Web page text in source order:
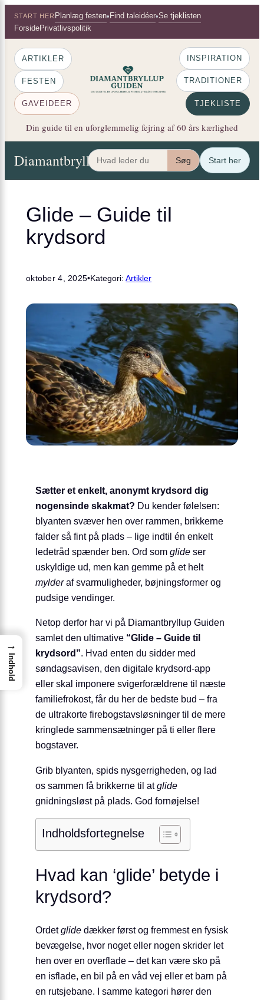
Spring
indhold
START HER Planlæg festen• Find taleidéer•Se tjeklisten
ForsidePrivatlivspolitik
ARTIKLER
FESTEN
GAVEIDEER
INSPIRATION
TRADITIONER
TJEKLISTE
Din guide til en uforglemmelig fejring af 60 års kærlighed
Diamantbryllup Guiden Artikler Festen
Søg Start her
Glide – Guide til
krydsord
oktober 4, 2025•Kategori:Artikler
Sætter et enkelt, anonymt krydsord dig
nogensinde skakmat? Du kender følelsen:
blyanten svæver hen over rammen, brikkerne
falder så fint på plads – lige indtil én enkelt
ledetråd spænder ben. Ord som glide ser
uskyldige ud, men kan gemme på et helt
mylderaf svarmuligheder, bøjningsformer og
pudsige vendinger.
Netop derfor har vi på Diamantbryllup Guiden
samlet den ultimative “Glide – Guide til
krydsord”. Hvad enten du sidder med
søndagsavisen, den digitale krydsord-app
eller skal imponere svigerforældrene til næste
familiefrokost, får du her de bedste bud – fra
de ultrakorte firebogstavsløsninger til de mere
kringlede sammensætninger på ti eller flere
bogstaver.
Grib blyanten, spids nysgerrigheden, og lad
os sammen få brikkerne til atglide
gnidningsløst på plads. God fornøjelse!
Indholdsfortegnelse
Hvad kan ‘glide’ betyde i
krydsord?
Ordetglide dækker først og fremmest en fysisk
bevægelse, hvor noget eller nogen skrider let
hen over en overflade – det kan være sko på
en isflade, en bil på en våd vej eller et barn på
en rutsjebane. I samme kategori hører den
→
Indhold